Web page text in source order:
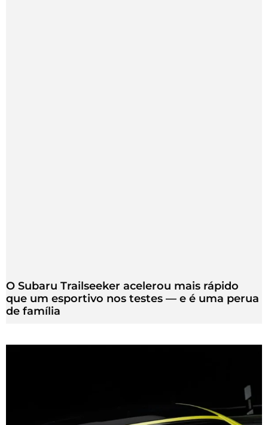
O Subaru Trailseeker acelerou mais rápido
que um esportivo nos testes — e é uma perua
de família